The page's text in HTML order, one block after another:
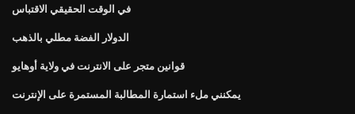
في الوقت الحقيقي الاقتباس
الدولار الفضة مطلي بالذهب
قوانين متجر على الانترنت في ولاية أوهايو
يمكنني ملء استمارة المطالبة المستمرة على الإنترنت